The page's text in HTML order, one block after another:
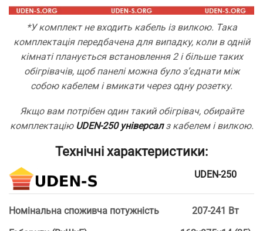
*У комплект не входить кабель із вилкою. Така
комплектація передбачена для випадку, коли в одній
кімнаті планується встановлення 2 і більше таких
обігрівачів, щоб панелі можна було з’єднати між
собою кабелем і вмикати через одну розетку.
Якщо вам потрібен один такий обігрівач, обирайте
комплектацію UDEN-250 універсалз кабелем і вилкою.
Технічні характеристики:
UDEN-250
Номінальна споживча потужність
207-241 Вт